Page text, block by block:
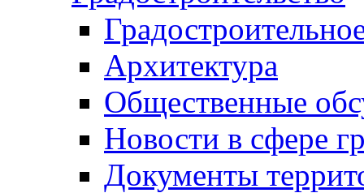
Архитектура
Общественные
Новости в сфере
Документы